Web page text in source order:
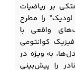
بر ریاضیات
را مطرح
واقعی با
کوانتومی
به ویژه در
را پیش‌بینی